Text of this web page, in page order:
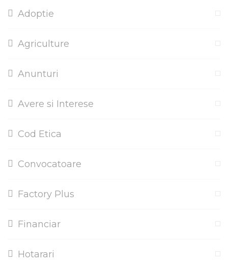
Adoptie
Agriculture
Anunturi
Avere si Interese
Cod Etica
Convocatoare
Factory Plus
Financiar
Hotarari